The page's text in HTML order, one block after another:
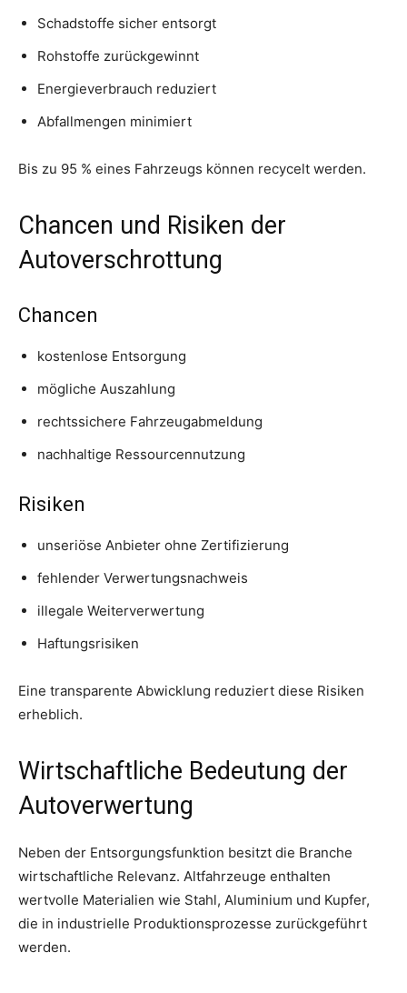
Schadstoffe sicher entsorgt
Rohstoffe zurückgewinnt
Energieverbrauch reduziert
Abfallmengen minimiert
Bis zu 95 % eines Fahrzeugs können recycelt werden.
Chancen und Risiken der
Autoverschrottung
Chancen
kostenlose Entsorgung
mögliche Auszahlung
rechtssichere Fahrzeugabmeldung
nachhaltige Ressourcennutzung
Risiken
unseriöse Anbieter ohne Zertifizierung
fehlender Verwertungsnachweis
illegale Weiterverwertung
Haftungsrisiken
Eine transparente Abwicklung reduziert diese Risiken
erheblich.
Wirtschaftliche Bedeutung der
Autoverwertung
Neben der Entsorgungsfunktion besitzt die Branche
wirtschaftliche Relevanz. Altfahrzeuge enthalten
wertvolle Materialien wie Stahl, Aluminium und Kupfer,
die in industrielle Produktionsprozesse zurückgeführt
werden.